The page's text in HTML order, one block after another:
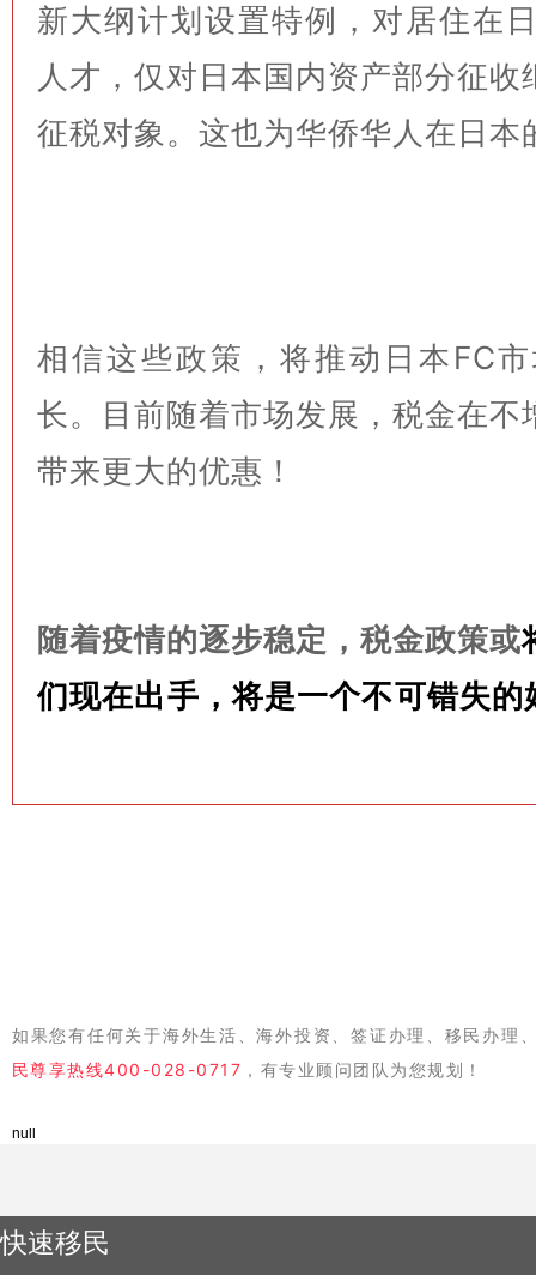
新大纲计划设置特例，对居住在
人才，仅对日本国内资产部分征
征税对象。这也为华侨华人在日本
相信这些政策，将推动日本FC
长。目前随着市场发展，税金在
带来更大的优惠！
随着疫情的逐步稳定，税金政策或
们现在出手，将是一个不可错失的
如果您有任何关于海外生活、海外投资、签证办理、移民办理
民尊享热线400-028-0717 ，有专业顾问团队为您规划！
null
快速移民